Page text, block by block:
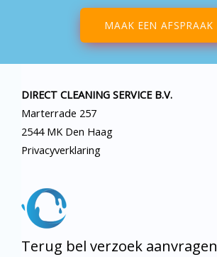
MAAK EEN AFSPRAAK
DIRECT CLEANING SERVICE B.V.
Marterrade 257
2544 MK Den Haag
Privacyverklaring
Terug bel verzoek aanvragen